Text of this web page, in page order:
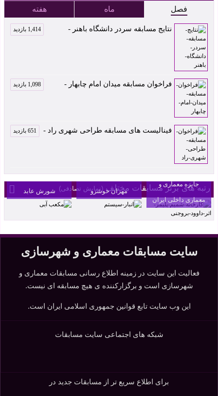
فصل ماه هفته
نتایج مسابقه سردر دانشگاه باهنر - 1,414 بازدید
فراخوان مسابقه میدان امام چابهار - 1,098 بازدید
فینالیست های مسابقه طراحی شهری راد - 651 بازدید
رتبه های برتر مسابقات مختلف (نمایش تصادفی)
کارخانه شمیم پلیمر
اثر داوود بروجنی رتبه
جایزه معماری و
معماری داخلی ایران
انبار سیستم اثر
مهران خوشرو
مکعب آبی اثر
شورش عابد
سایت مسابقات معماری و شهرسازی
فعالیت این سایت در زمینه اطلاع رسانی مسابقات معماری و
شهرسازی است و برگزارکننده ی هیچ مسابقه ای نیست.
این وب سایت تابع قوانین جمهوری اسلامی ایران است.
شبکه های اجتماعی سایت مسابقات
برای اطلاع سریع تر از مسابقات جدید در